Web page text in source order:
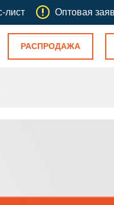
лист Оптовая
РАСПРОДАЖА